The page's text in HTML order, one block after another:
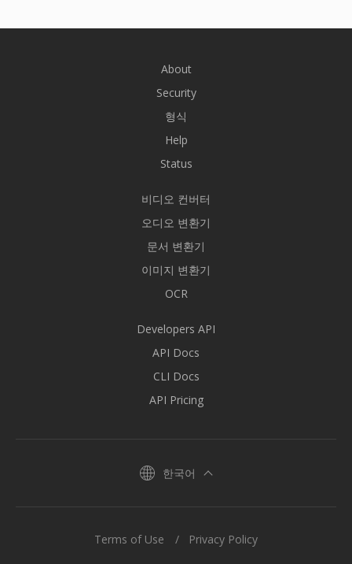
About
Security
형식
Help
Status
비디오 컨버터
오디오 변환기
문서 변환기
이미지 변환기
OCR
Developers API
API Docs
CLI Docs
API Pricing
한국어
Terms of Use Privacy Policy